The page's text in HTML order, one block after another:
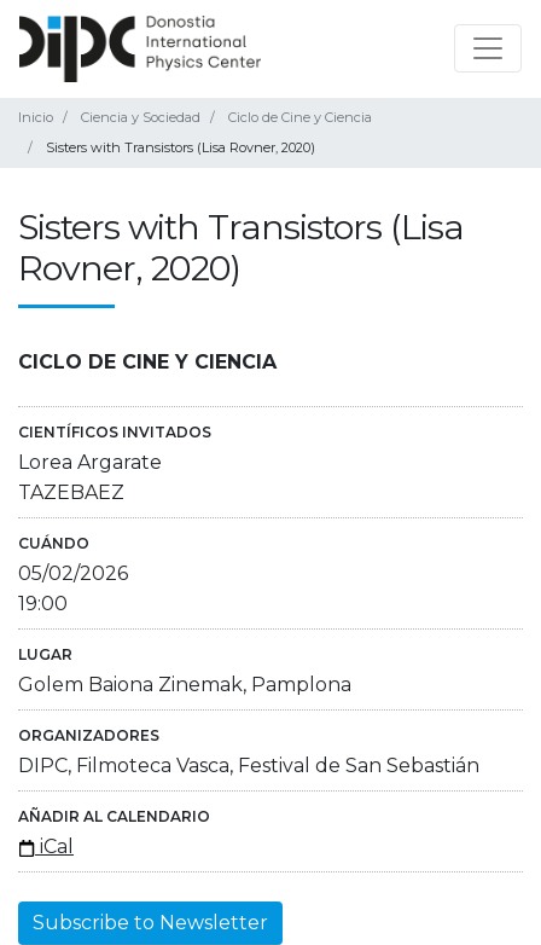
Inicio Ciencia y Sociedad
Ciclo de Cine y Ciencia
Sisters with Transistors (Lisa Rovner, 2020)
Sisters with Transistors (Lisa
Rovner, 2020)
CICLO DE CINE Y CIENCIA
CIENTÍFICOS INVITADOS
Lorea Argarate
TAZEBAEZ
CUÁNDO
05/02/2026
19:00
LUGAR
Golem Baiona Zinemak, Pamplona
ORGANIZADORES
DIPC, Filmoteca Vasca, Festival de San Sebastián
AÑADIR AL CALENDARIO
iCal
Subscribe to Newsletter